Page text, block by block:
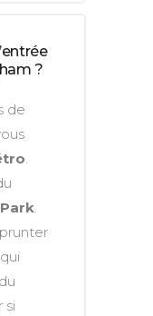
?
de
.
.
si